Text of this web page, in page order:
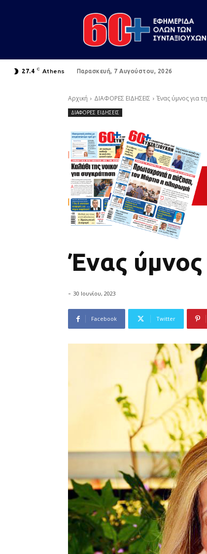
27.4 C Athens Παρασκευή, 7 Αυγούστου, 2026
Αρχική ΔΙΑΦΟΡΕΣ ΕΙΔΗΣΕΙΣ Ένας ύμνος για
ΔΙΑΦΟΡΕΣ ΕΙΔΗΣΕΙΣ
Ένας ύμνος
- 30 Ιουνίου, 2023
Facebook Twitter